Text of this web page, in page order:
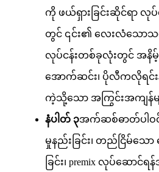
ကို ဖယ်ရှားခြင်းဆိုင်ရာ လုပ်
တွင် ၎င်း၏ လေးလံသောသ
လုပ်ငန်းတစ်ခုလုံးတွင် အနိမ့်
အောက်ဆင်း၊ ပိုလီကလိုရင်း
ကဲ့သို့သော အကြွင်းအကျန်မျာ
နံပါတ် ၃အက်ဆစ်ဓာတ်ပါဝင်
မှုနည်းခြင်း၊ တည်ငြိမ်သေ
ခြင်း၊ premix လုပ်ဆော